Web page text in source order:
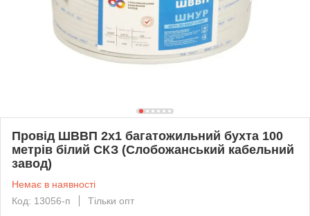
Провід ШВВП 2х1 багатожильний бухта 100
метрів білий СКЗ (Слобожанський кабельний
завод)
Немає в наявності
Код: 13056-п
Тільки опт